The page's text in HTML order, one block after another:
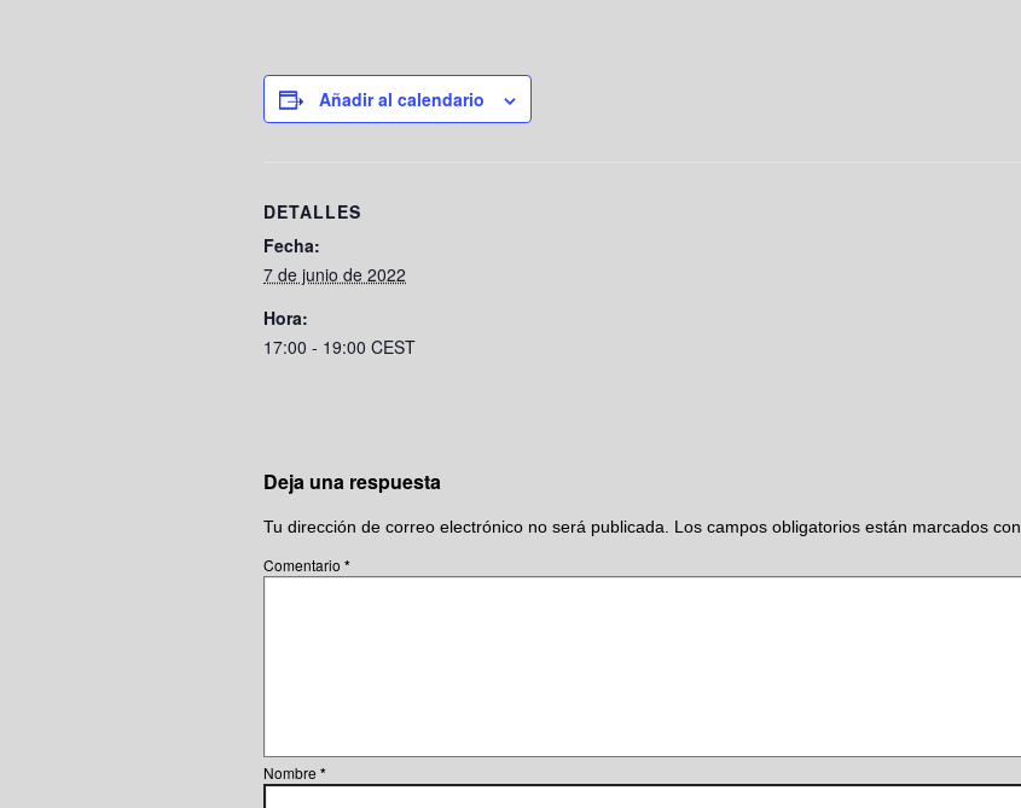
Añadir al calendario
DETALLES
Fecha:
7 de junio de 2022
Hora:
17:00 - 19:00 CEST
Deja una respuesta
Tu dirección de correo electrónico no será publicada. Los campos obligatorios están marcados con
Comentario *
Nombre *